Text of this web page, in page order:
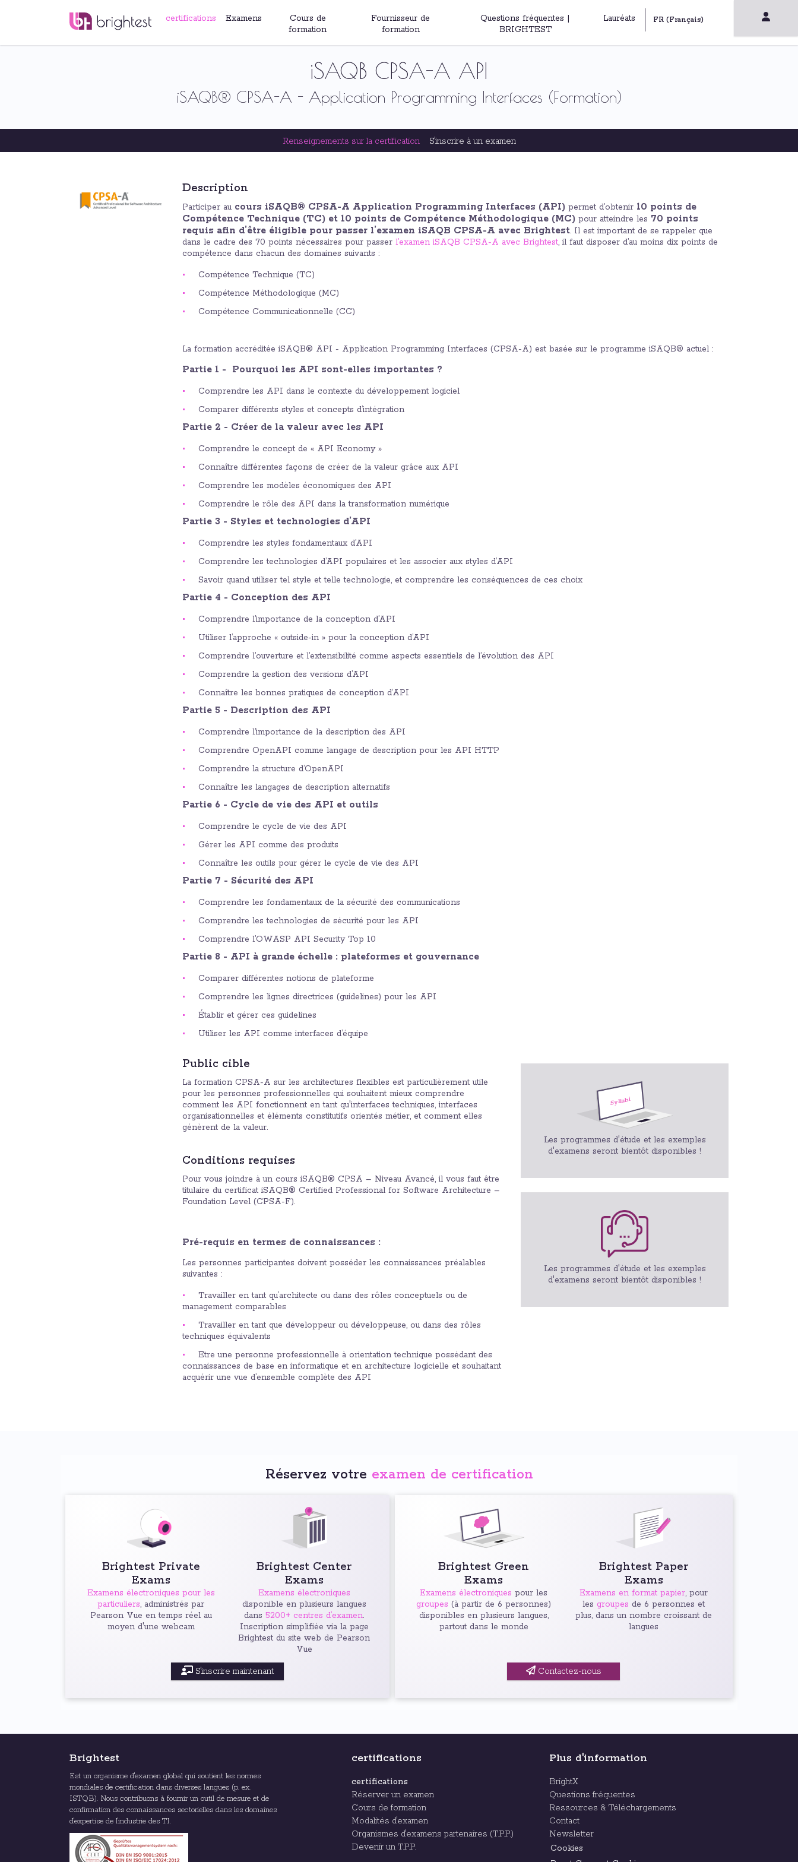
certifications Examens
Cours de
formation
Fournisseur de
formation
Questions fréquentes |
BRIGHTEST
Lauréats
iSAQB CPSA-A API
iSAQB® CPSA-A - Application Programming Interfaces (Formation)
Renseignements sur la certification S'inscrire à un examen
Description
Participer au cours iSAQB® CPSA-A Application Programming Interfaces (API) permet d’obtenir 10 points de
Compétence Technique (TC) et 10 points de Compétence Méthodologique (MC) pour atteindre les 70 points
requis afin d’être éligible pour passer l’examen iSAQB CPSA-A avec Brightest. Il est important de se rappeler que
dans le cadre des 70 points nécessaires pour passer l’examen iSAQB CPSA-A avec Brightest, il faut disposer d’au moins dix points de
compétence dans chacun des domaines suivants :
Compétence Technique (TC)
Compétence Méthodologique (MC)
Compétence Communicationnelle (CC)
La formation accréditée iSAQB® API - Application Programming Interfaces (CPSA-A) est basée sur le programme iSAQB® actuel :
Partie 1 - Pourquoi les API sont-elles importantes ?
Comprendre les API dans le contexte du développement logiciel
Comparer différents styles et concepts d’intégration
Partie 2 - Créer de la valeur avec les API
Comprendre le concept de « API Economy »
Connaître différentes façons de créer de la valeur grâce aux API
Comprendre les modèles économiques des API
Comprendre le rôle des API dans la transformation numérique
Partie 3 - Styles et technologies d’API
Comprendre les styles fondamentaux d’API
Comprendre les technologies d’API populaires et les associer aux styles d’API
Savoir quand utiliser tel style et telle technologie, et comprendre les conséquences de ces choix
Partie 4 - Conception des API
Comprendre l’importance de la conception d’API
Utiliser l’approche « outside-in » pour la conception d’API
Comprendre l’ouverture et l’extensibilité comme aspects essentiels de l’évolution des API
Comprendre la gestion des versions d’API
Connaître les bonnes pratiques de conception d’API
Partie 5 - Description des API
Comprendre l’importance de la description des API
Comprendre OpenAPI comme langage de description pour les API HTTP
Comprendre la structure d’OpenAPI
Connaître les langages de description alternatifs
Partie 6 - Cycle de vie des API et outils
Comprendre le cycle de vie des API
Gérer les API comme des produits
Connaître les outils pour gérer le cycle de vie des API
Partie 7 - Sécurité des API
Comprendre les fondamentaux de la sécurité des communications
Comprendre les technologies de sécurité pour les API
Comprendre l’OWASP API Security Top 10
Partie 8 - API à grande échelle : plateformes et gouvernance
Comparer différentes notions de plateforme
Comprendre les lignes directrices (guidelines) pour les API
Établir et gérer ces guidelines
Utiliser les API comme interfaces d’équipe
Public cible
La formation CPSA-A sur les architectures flexibles est particulièrement utile
pour les personnes professionnelles qui souhaitent mieux comprendre
comment les API fonctionnent en tant qu'interfaces techniques, interfaces
organisationnelles et éléments constitutifs orientés métier, et comment elles
génèrent de la valeur.
Conditions requises
Pour vous joindre à un cours iSAQB® CPSA – Niveau Avancé, il vous faut être
titulaire du certificat iSAQB® Certified Professional for Software Architecture –
Foundation Level (CPSA-F).
Pré-requis en termes de connaissances :
Les personnes participantes doivent posséder les connaissances préalables
suivantes :
Travailler en tant qu’architecte ou dans des rôles conceptuels ou de
management comparables
Travailler en tant que développeur ou développeuse, ou dans des rôles
techniques équivalents
Etre une personne professionnelle à orientation technique possédant des
connaissances de base en informatique et en architecture logicielle et souhaitant
acquérir une vue d’ensemble complète des API
Les programmes d'étude et les exemples
d'examens seront bientôt disponibles !
Les programmes d'étude et les exemples
d'examens seront bientôt disponibles !
Réservez votre examen de certification
Brightest Private
Exams
Examens électroniques pour les
particuliers, administrés par
Pearson Vue en temps réel au
moyen d'une webcam
Brightest Center
Exams
Examens électroniques
disponible en plusieurs langues
dans 5200+ centres d’examen.
Inscription simplifiée via la page
Brightest du site web de Pearson
Vue
S'inscrire maintenant
Brightest Green
Exams
Examens électroniques pour les
groupes (à partir de 6 personnes)
disponibles en plusieurs langues,
partout dans le monde
Brightest Paper
Exams
Examens en format papier, pour
lesgroupes de 6 personnes et
plus, dans un nombre croissant de
langues
Contactez-nous
Brightest
Est un organisme d'examen global qui soutient les normes
mondiales de certification dans diverses langues (p. ex.
ISTQB). Nous contribuons à fournir un outil de mesure et de
confirmation des connaissances sectorielles dans les domaines
d'expertise de l'industrie des TI.
certifications
certifications
Réserver un examen
Cours de formation
Modalités d'examen
Organismes d'examens partenaires (T.P.P.)
Devenir un T.P.P.
Plus d'information
BrightX
Questions fréquentes
Ressources & Téléchargements
Contact
Newsletter
Cookies